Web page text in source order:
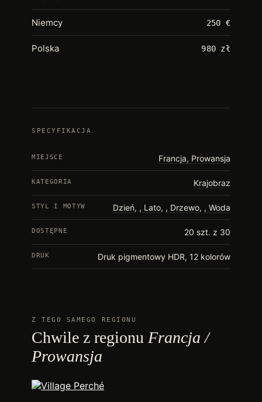
Niemcy 250 €
Polska 980 zł
SPECYFIKACJA
MIEJSCE Francja, Prowansja
KATEGORIA Krajobraz
STYL I MOTYW Dzień, Lato, Drzewo, Woda
DOSTĘPNE 20 szt. z 30
DRUK Druk pigmentowy HDR, 12 kolorów
Z TEGO SAMEGO REGIONU
Chwile z regionu Francja /
Prowansja